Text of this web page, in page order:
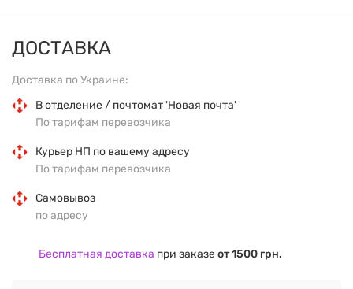
ДОСТАВКА
Доставка по Украине:
В отделение / почтомат 'Новая почта'
По тарифам перевозчика
Курьер НП по вашему адресу
По тарифам перевозчика
Самовывоз
по адресу
Бесплатная доставка при заказеот 1500 грн.
Основные ингредиенты:гидролизованный
говяжий белок, аминокислоты (BCAA, глютамин),
натуральные ароматизаторы, подсластители.
поддержка восстановления после тренировок,